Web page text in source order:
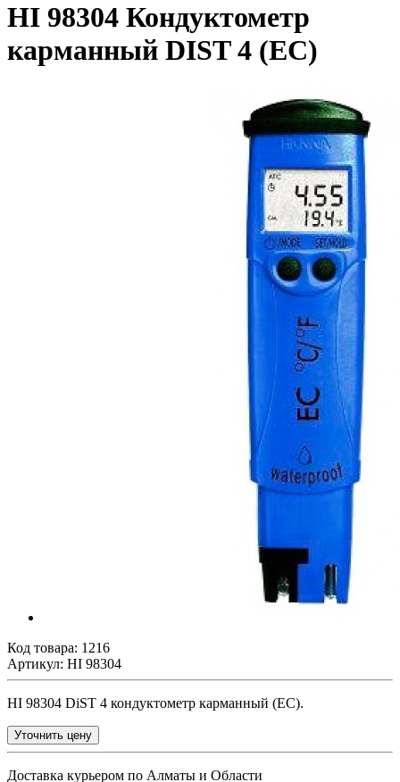
HI 98304 Кондуктометр
карманный DIST 4 (ЕС)
Код товара: 1216
Артикул: HI 98304
HI 98304 DiST 4 кондуктометр карманный (EC).
Уточнить цену
Доставка курьером по Алматы и Области